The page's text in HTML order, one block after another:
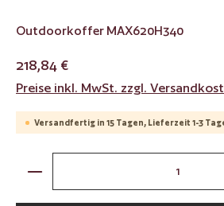
Outdoorkoffer MAX620H340
218,84 €
Preise inkl. MwSt. zzgl.
Versandfertig in 15 Tagen, Lieferzeit 1-3
Produkt Anzahl: Gib den